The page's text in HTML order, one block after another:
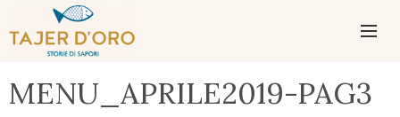
AL
CONTENUTO
MENU_APRILE2019-PAG3